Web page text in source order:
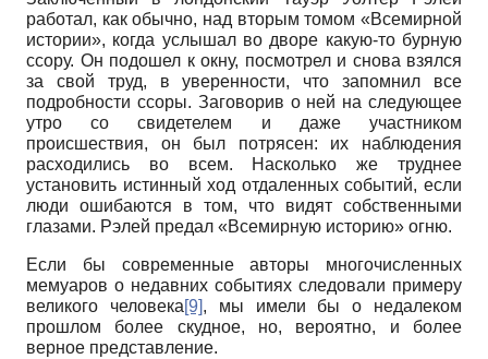
работал, как обычно, над вторым томом «Всемирной
истории», когда услышал во дворе какую-то бурную
ссору. Он подошел к окну, посмотрел и снова взялся
за свой труд, в уверенности, что запомнил все
подробности ссоры. Заговорив о ней на следующее
утро со свидетелем и даже участником
происшествия, он был потрясен: их наблюдения
расходились во всем. Насколько же труднее
установить истинный ход отдаленных событий, если
люди ошибаются в том, что видят собственными
глазами. Рэлей предал «Всемирную историю» огню.
Если бы современные авторы многочисленных
мемуаров о недавних событиях следовали примеру
великого человека[9], мы имели бы о недалеком
прошлом более скудное, но, вероятно, и более
верное представление.